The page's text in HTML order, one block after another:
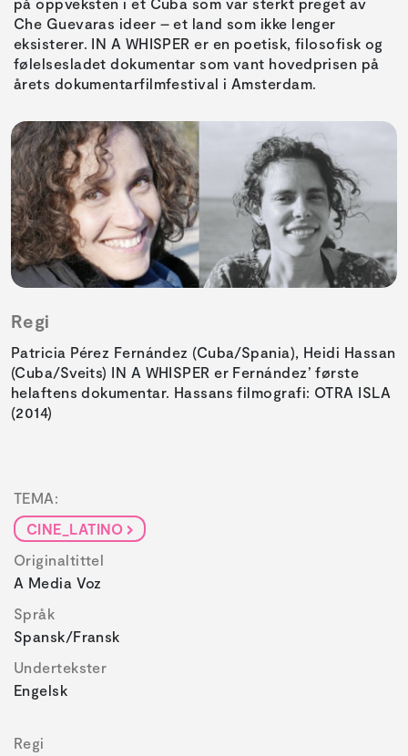
Che Guevaras ideer – et land som ikke lenger
eksisterer. IN A WHISPER er en poetisk, filosofisk og
følelsesladet dokumentar som vant hovedprisen på
årets dokumentarfilmfestival i Amsterdam.
Regi
Patricia Pérez Fernández (Cuba/Spania), Heidi Hassan
(Cuba/Sveits) IN A WHISPER er Fernández’ første
helaftens dokumentar. Hassans filmografi: OTRA ISLA
(2014)
TEMA:
CINE_LATINO
Originaltittel
A Media Voz
Språk
Spansk/fransk
Undertekster
Engelsk
Regi